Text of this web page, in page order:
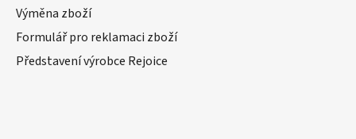
Výměna zboží
Formulář pro reklamaci zboží
Představení výrobce Rejoice